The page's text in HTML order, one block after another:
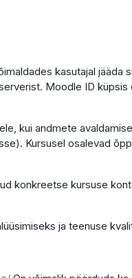
kasutajal jääda
Moodle ID küpsis
kui andmete
Kursusel osalevad
konkreetse kursuse
ja teenuse